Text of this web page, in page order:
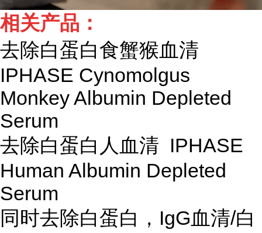
相关产品：
去除白蛋白食蟹猴血清
IPHASE Cynomolgus
Monkey Albumin Depleted
Serum
去除白蛋白人血清 IPHASE
Human Albumin Depleted
Serum
同时去除白蛋白，IgG血清/白